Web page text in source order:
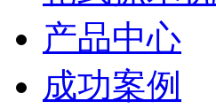
产品中心
成功案例